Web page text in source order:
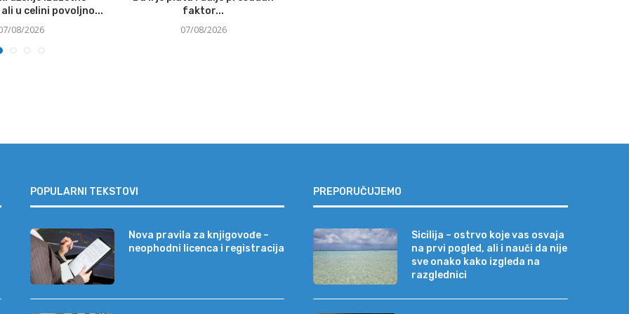
u celini povoljno...
08/2026
faktor...
07/08/2026
POPULARNI TEKSTOVI
Nova pravila za knjigovođe –
neophodni licenca i registracija
PREPORUČUJEMO
Sicilija – ostrvo koje vas osvaja
na prvi pogled, ali i nauči da nije
sve onako kako izgleda na
razglednici